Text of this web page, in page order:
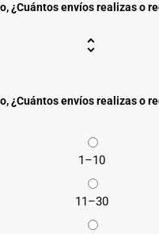
¿Cuántos envíos realizas o
¿Cuántos envíos realizas o
1–10
11–30